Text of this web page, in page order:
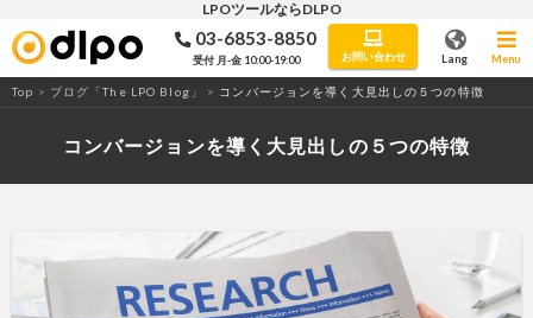
LPO・ABテストツール「DLPO」
LPOツールならDLPO
03-6853-8850
受付 月-金 10:00-19:00 お問い合わせ Lang Menu
Top > ブログ「The LPO Blog」 > コンバージョンを導く大見出しの５つの特徴
コンバージョンを導く大見出しの５つの特徴